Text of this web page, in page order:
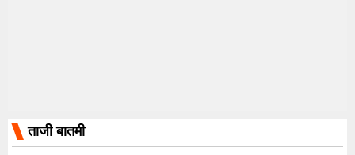
ताजी बातमी